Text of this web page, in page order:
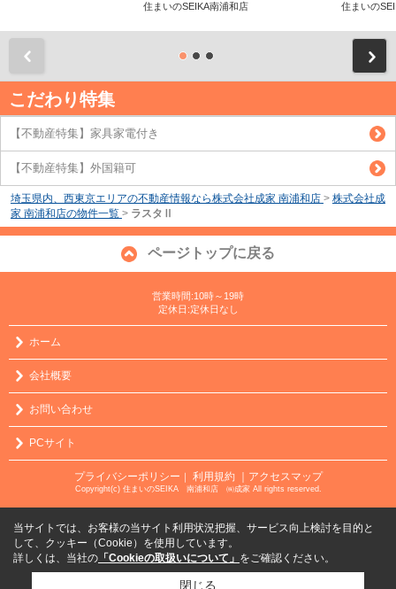
住まいのSEIKA南浦和店 住まいの
こだわり特集
【不動産特集】家具家電付き
【不動産特集】外国籍可
埼玉県内、西東京エリアの不動産情報なら株式会社成家 南浦和店 > 株式会社成
家 南浦和店の物件一覧 > ラスタⅡ
ページトップに戻る
営業時間:10時～19時
定休日:定休日なし
ホーム
会社概要
お問い合わせ
PCサイト
プライバシーポリシー 利用規約 ｜アクセスマップ
Copyright(c) 住まいのSEIKA 南浦和店 ㈱成家 All rights reserved.
当サイトでは、お客様の当サイト利用状況把握、サービス向上検討を目的と
して、クッキー（Cookie）を使用しています。
詳しくは、当社の 「Cookieの取扱いについて」 をご確認ください。
閉じる